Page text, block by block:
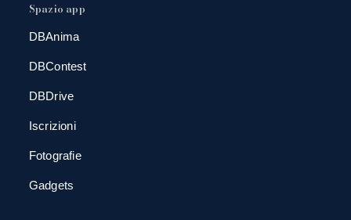
Spazio app
DBAnima
DBContest
DBDrive
Iscrizioni
Fotografie
Gadgets